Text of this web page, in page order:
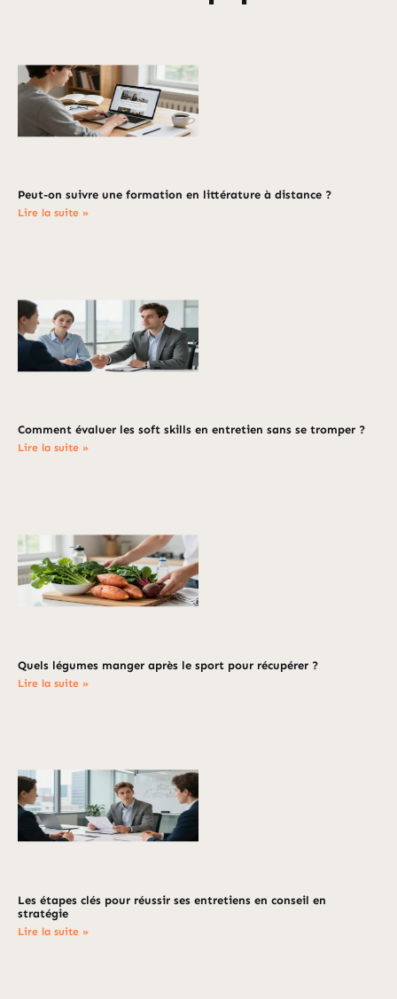
Peut-on suivre une formation en littérature à distance ?
Lire la suite »
Comment évaluer les soft skills en entretien sans se tromper ?
Lire la suite »
Quels légumes manger après le sport pour récupérer ?
Lire la suite »
Les étapes clés pour réussir ses entretiens en conseil en
stratégie
Lire la suite »